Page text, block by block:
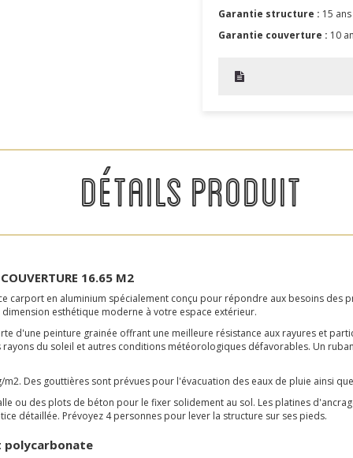
Garantie structure : 15 ans
Garantie couverture : 10
DÉTAILS PRODUIT
16.65 M2
carport en aluminium spécialement conçu pour répondre aux besoins des
esthétique moderne à votre espace extérieur.
d'une peinture grainée offrant une meilleure résistance aux rayures et
du soleil et autres conditions météorologiques défavorables. Un
Des gouttières sont prévues pour l'évacuation des eaux de pluie ainsi
ou des plots de béton pour le fixer solidement au sol. Les platines
détaillée. Prévoyez 4 personnes pour lever la structure sur ses pieds.
polycarbonate